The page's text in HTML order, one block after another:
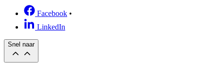
Facebook •
LinkedIn
Snel naar